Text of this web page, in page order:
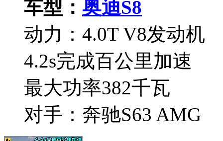
车型： 奥迪S8
动力：4.0T V8发动机
4.2s完成百公里加速
最大功率382千瓦
对手：奔驰S63 AMG